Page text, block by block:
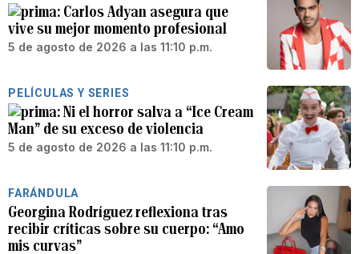
Carlos Adyan asegura que
vive su mejor momento profesional
5 de agosto de 2026 a las 11:10 p.m.
PELÍCULAS Y SERIES
Ni el horror salva a “Ice Cream
Man” de su exceso de violencia
5 de agosto de 2026 a las 11:10 p.m.
FARÁNDULA
Georgina Rodríguez reflexiona tras
recibir críticas sobre su cuerpo: “Amo
mis curvas”